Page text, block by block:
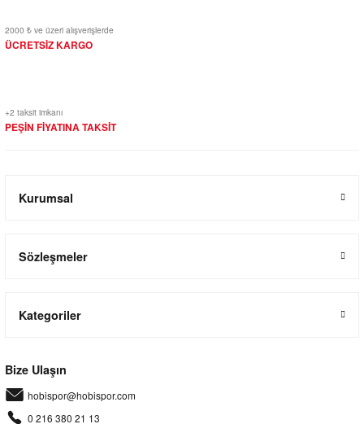
2000 ₺ ve üzeri alışverişlerde
ÜCRETSİZ KARGO
+2 taksit imkanı
PEŞİN FİYATINA TAKSİT
Kurumsal
Sözleşmeler
Kategoriler
Bize Ulaşın
hobispor@hobispor.com
0 216 380 21 13